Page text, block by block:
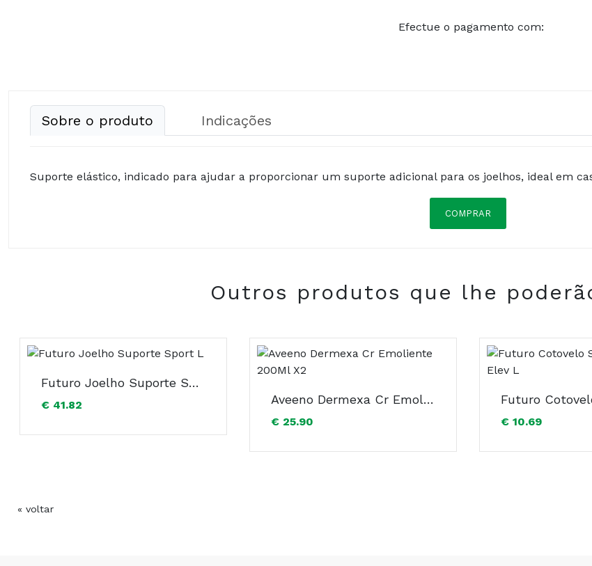
Efectue o pagamento com:
Sobre o produto Indicações
Suporte elástico, indicado para ajudar a proporcionar um suporte adicional para os joelhos, ideal em
COMPRAR
Outros produtos que lhe
Futuro Joelho Suporte Sport L
€ 41.82 Aveeno Dermexa Cr Emoliente 200Ml X2
€ 25.90 € 10.69
« voltar